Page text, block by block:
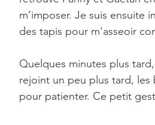
m’imposer. Je suis ensuite
des tapis pour m'asseoir
Quelques minutes plus
rejoint un peu plus tard,
pour patienter. Ce petit